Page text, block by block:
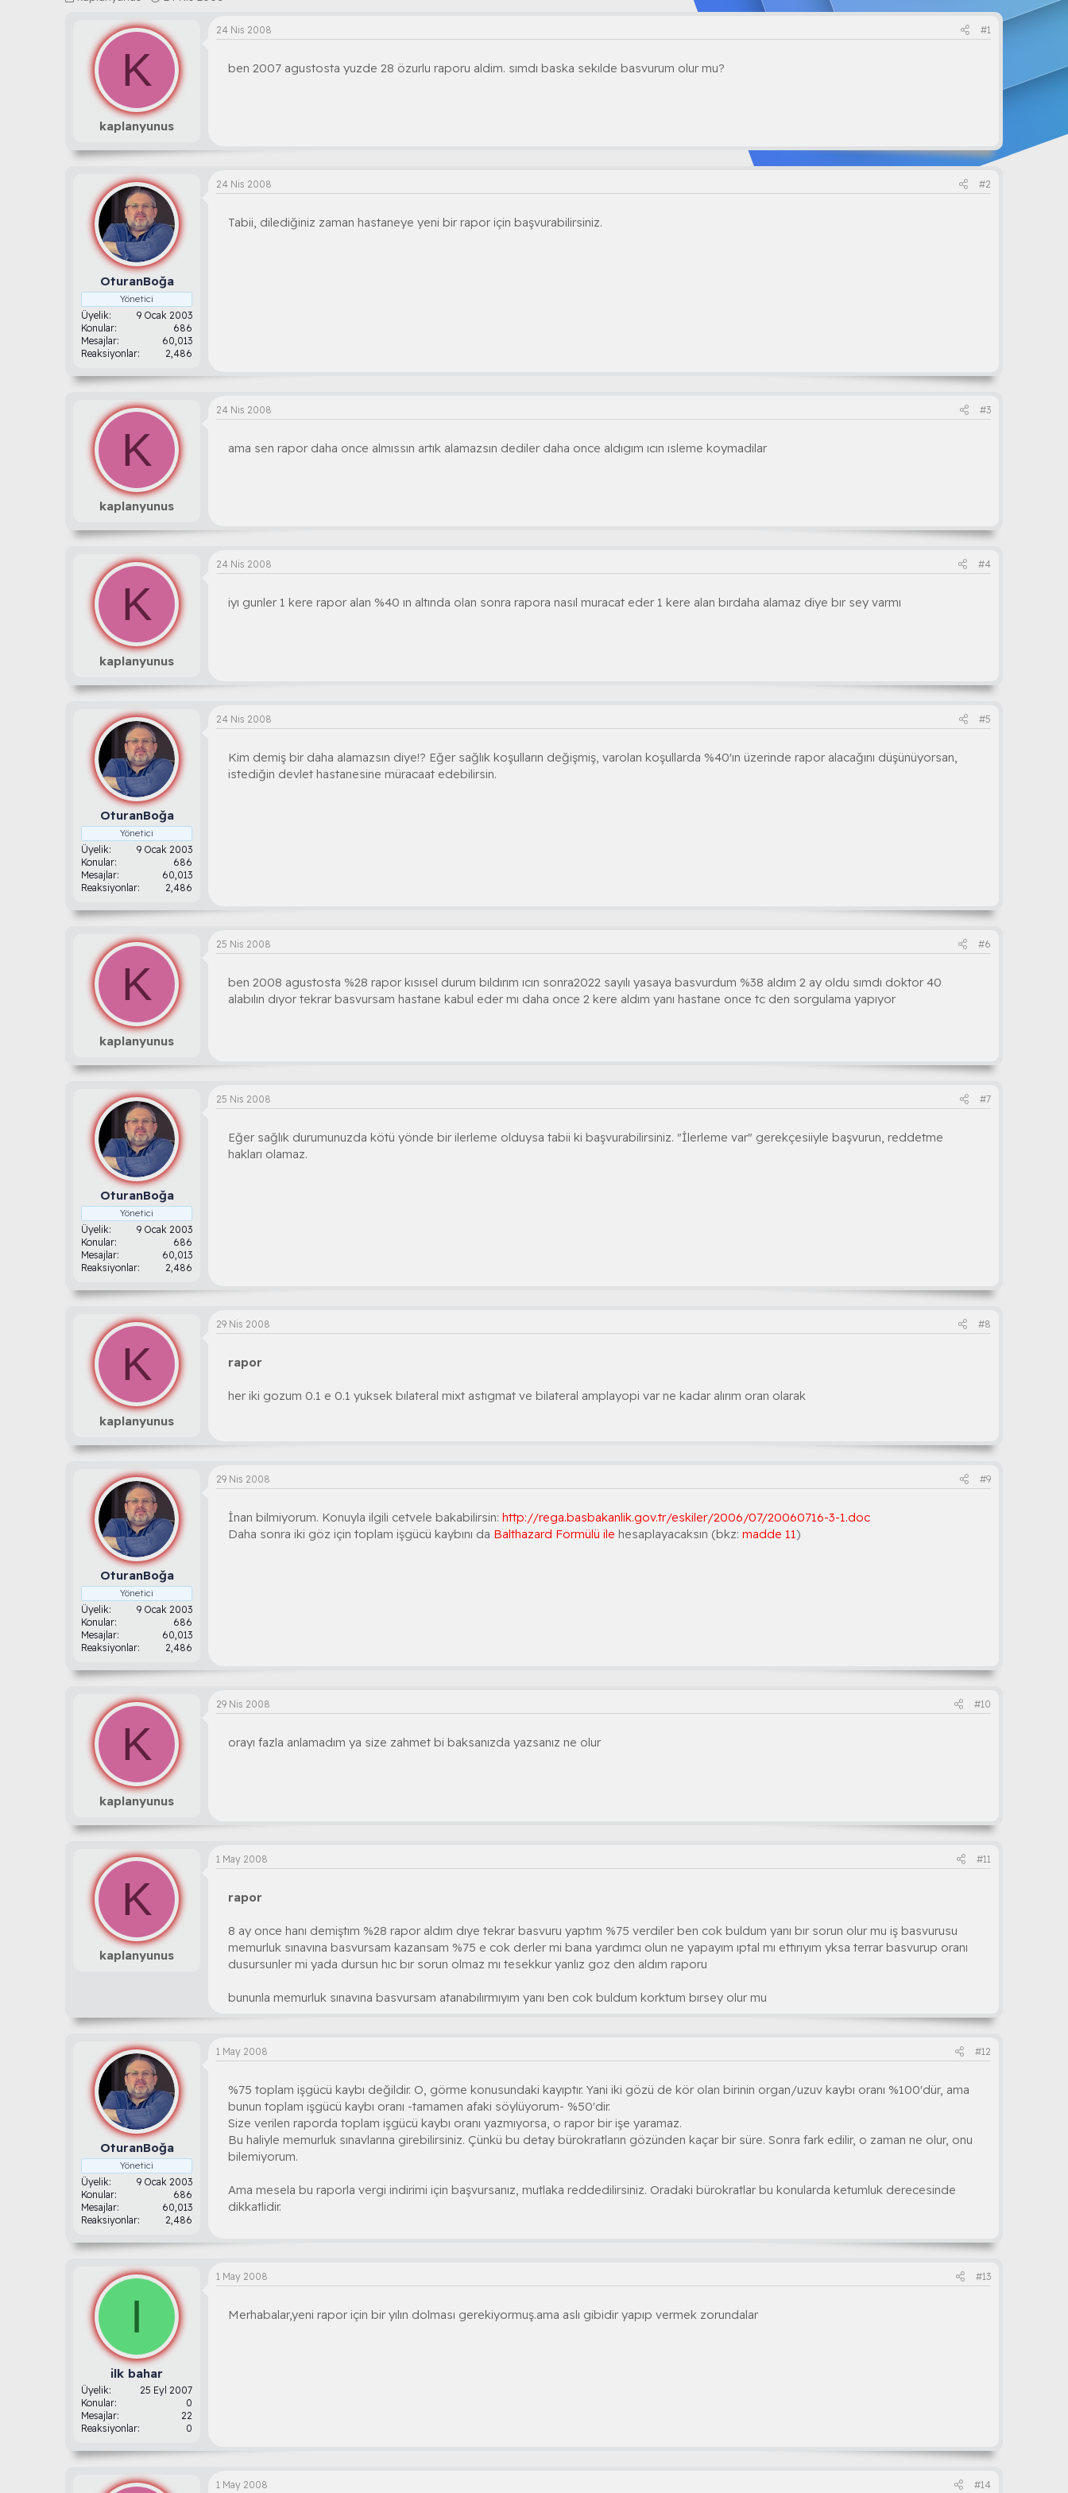
a
l
a
ı
ç
t
r
h
i
K
kaplanyunus
24 Nis 2008 #1
ben 2007 agustosta yuzde 28 özurlu raporu aldim. sımdı baska sekılde basvurum olur mu?
OturanBoğa
Yönetici
Üyelik
9 Ocak 2003
Konular
686
Mesajlar
60,013
Reaksiyonlar
2,486
24 Nis 2008 #2
Tabii, dilediğiniz zaman hastaneye yeni bir rapor için başvurabilirsiniz.
K
kaplanyunus
24 Nis 2008 #3
ama sen rapor daha once almıssın artık alamazsın dediler daha once aldıgım ıcın ısleme koymadilar
K
kaplanyunus
24 Nis 2008 #4
iyı gunler 1 kere rapor alan %40 ın altında olan sonra rapora nasıl muracat eder 1 kere alan bırdaha alamaz diye bır sey varmı
OturanBoğa
Yönetici
Üyelik
9 Ocak 2003
Konular
686
Mesajlar
60,013
Reaksiyonlar
2,486
24 Nis 2008 #5
Kim demiş bir daha alamazsın diye!? Eğer sağlık koşulların değişmiş, varolan koşullarda %40'ın üzerinde rapor alacağını düşünüyorsan,
istediğin devlet hastanesine müracaat edebilirsin.
K
kaplanyunus
25 Nis 2008 #6
ben 2008 agustosta %28 rapor kısısel durum bıldırım ıcın sonra2022 sayılı yasaya basvurdum %38 aldım 2 ay oldu sımdı doktor 40
alabılın dıyor tekrar basvursam hastane kabul eder mı daha once 2 kere aldım yanı hastane once tc den sorgulama yapıyor
OturanBoğa
Yönetici
Üyelik
9 Ocak 2003
Konular
686
Mesajlar
60,013
Reaksiyonlar
2,486
25 Nis 2008 #7
Eğer sağlık durumunuzda kötü yönde bir ilerleme olduysa tabii ki başvurabilirsiniz. "İlerleme var" gerekçesiiyle başvurun, reddetme
hakları olamaz.
K
kaplanyunus
29 Nis 2008 #8
rapor
her iki gozum 0.1 e 0.1 yuksek bılateral mixt astıgmat ve bilateral amplayopi var ne kadar alırım oran olarak
OturanBoğa
Yönetici
Üyelik
9 Ocak 2003
Konular
686
Mesajlar
60,013
Reaksiyonlar
2,486
29 Nis 2008 #9
İnan bilmiyorum. Konuyla ilgili cetvele bakabilirsin: http://rega.basbakanlik.gov.tr/eskiler/2006/07/20060716-3-1.doc
Daha sonra iki göz için toplam işgücü kaybını da Balthazard Formülü ile hesaplayacaksın (bkz: madde 11)
K
kaplanyunus
29 Nis 2008 #10
orayı fazla anlamadım ya size zahmet bi baksanızda yazsanız ne olur
K
kaplanyunus
1 May 2008 #11
rapor
8 ay once hanı demiştım %28 rapor aldım dıye tekrar basvuru yaptım %75 verdiler ben cok buldum yanı bır sorun olur mu iş basvurusu
memurluk sınavına basvursam kazansam %75 e cok derler mi bana yardımcı olun ne yapayım ıptal mı ettırıyım yksa terrar basvurup oranı
dusursunler mi yada dursun hıc bır sorun olmaz mı tesekkur yanlız goz den aldım raporu
bununla memurluk sınavına basvursam atanabılırmıyım yanı ben cok buldum korktum bırsey olur mu
OturanBoğa
Yönetici
Üyelik
9 Ocak 2003
Konular
686
Mesajlar
60,013
Reaksiyonlar
2,486
1 May 2008 #12
%75 toplam işgücü kaybı değildir. O, görme konusundaki kayıptır. Yani iki gözü de kör olan birinin organ/uzuv kaybı oranı %100'dür, ama
bunun toplam işgücü kaybı oranı -tamamen afaki söylüyorum- %50'dir.
Size verilen raporda toplam işgücü kaybı oranı yazmıyorsa, o rapor bir işe yaramaz.
Bu haliyle memurluk sınavlarına girebilirsiniz. Çünkü bu detay bürokratların gözünden kaçar bir süre. Sonra fark edilir, o zaman ne olur, onu
bilemiyorum.
Ama mesela bu raporla vergi indirimi için başvursanız, mutlaka reddedilirsiniz. Oradaki bürokratlar bu konularda ketumluk derecesinde
dikkatlidir.
I
ilk bahar
Üyelik
25 Eyl 2007
Konular
0
Mesajlar
22
Reaksiyonlar
0
1 May 2008 #13
Merhabalar,yeni rapor için bir yılın dolması gerekiyormuş.ama aslı gibidir yapıp vermek zorundalar
1 May 2008 #14